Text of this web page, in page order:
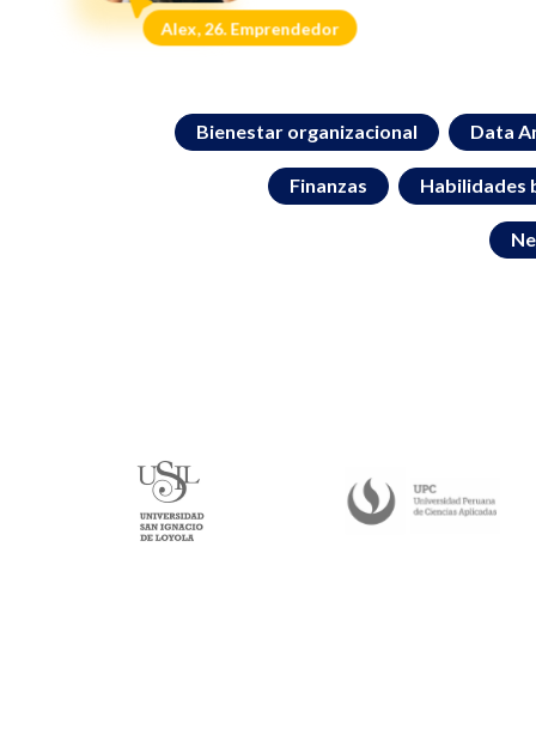
Alex, 26. Emprendedor
Bienestar organizacional Data
Finanzas Habilidades